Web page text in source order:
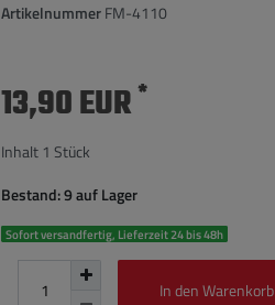
ArtikelnummerFM-4110
13,90 EUR*
Inhalt 1 Stück
Bestand: 9 auf Lager
Sofort versandfertig, Lieferzeit 24 bis 48h
In den Warenkorb